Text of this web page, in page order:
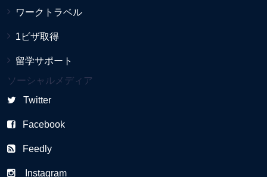
ワークトラベル
1ビザ取得
留学サポート
ソーシャルメディア
Twitter
Facebook
Feedly
Instagram